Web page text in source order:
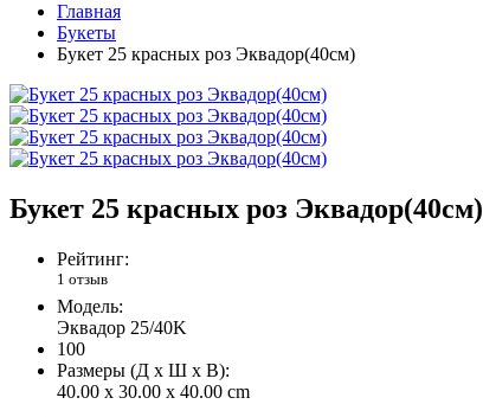
Главная
Букеты
Букет 25 красных роз Эквадор(40см)
Букет 25 красных роз Эквадор(40см)
Рейтинг:
1 отзыв
Модель:
Эквадор 25/40K
100
Размеры (Д x Ш x В):
40.00 x 30.00 x 40.00 cm